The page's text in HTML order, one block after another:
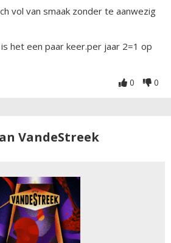
vol van smaak zonder te aanwezig
het een paar keer.per jaar 2=1 op
0 0
VandeStreek